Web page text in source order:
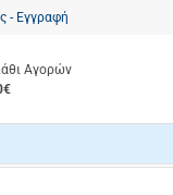
- Εγγραφή
Αγορών